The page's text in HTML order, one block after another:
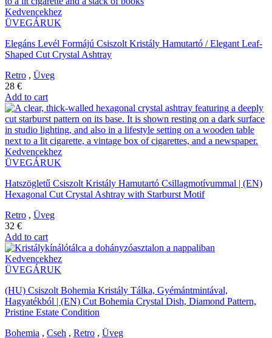
Kedvencekhez
ÜVEGÁRUK
Elegáns Levél Formájú Csiszolt Kristály Hamutartó / Elegant Leaf-
Shaped Cut Crystal Ashtray
Retro , Üveg
28 €
Add to cart
Kedvencekhez
ÜVEGÁRUK
Hatszögletű Csiszolt Kristály Hamutartó Csillagmotívummal | (EN)
Hexagonal Cut Crystal Ashtray with Starburst Motif
Retro , Üveg
32 €
Add to cart
Kedvencekhez
ÜVEGÁRUK
(HU) Csiszolt Bohemia Kristály Tálka, Gyémántmintával,
Hagyatékból | (EN) Cut Bohemia Crystal Dish, Diamond Pattern,
Pristine Estate Condition
Bohemia , Cseh , Retro , Üveg